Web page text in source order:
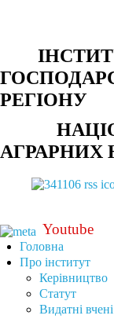
РЕГІОНУ
АГРАРНИХ
Youtube
Головна
Про інститут
Керівництво
Статут
Видатні